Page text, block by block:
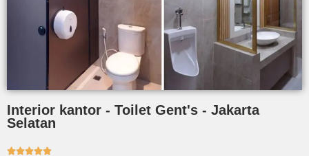
Interior kantor - Toilet Gent's - Jakarta
Selatan
